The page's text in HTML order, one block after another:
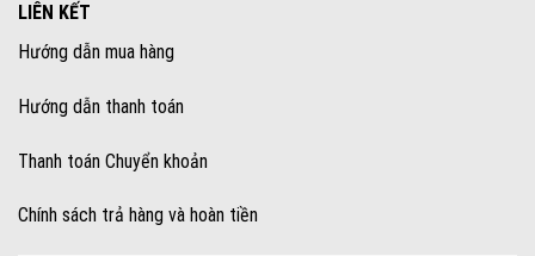
LIÊN KẾT
Hướng dẫn mua hàng
Hướng dẫn thanh toán
Thanh toán Chuyển khoản
Chính sách trả hàng và hoàn tiền